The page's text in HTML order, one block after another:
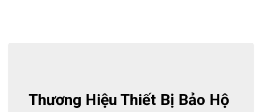
Thương Hiệu Thiết Bị Bảo Hộ